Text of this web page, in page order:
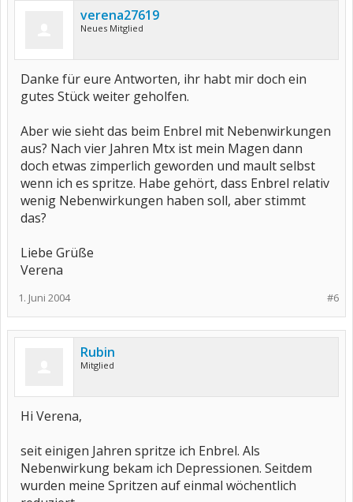
verena27619
Neues Mitglied
Danke für eure Antworten, ihr habt mir doch ein
gutes Stück weiter geholfen.
Aber wie sieht das beim Enbrel mit Nebenwirkungen
aus? Nach vier Jahren Mtx ist mein Magen dann
doch etwas zimperlich geworden und mault selbst
wenn ich es spritze. Habe gehört, dass Enbrel relativ
wenig Nebenwirkungen haben soll, aber stimmt
das?
Liebe Grüße
Verena
#6
1. Juni 2004
Rubin
Mitglied
Hi Verena,
seit einigen Jahren spritze ich Enbrel. Als
Nebenwirkung bekam ich Depressionen. Seitdem
wurden meine Spritzen auf einmal wöchentlich